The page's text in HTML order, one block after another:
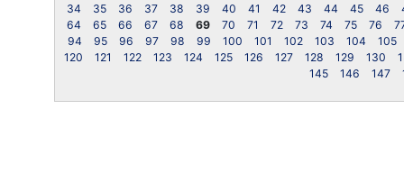
34
35 36 37 38 39 40 41 42 43 44 45 46
64
65 66 67 68 69 70 71 72 73 74 75 76
94
95 96 97 98 99 100 101 102 103 104
105
120
121 122 123 124 125 126 127 128 129 130
145
146 147